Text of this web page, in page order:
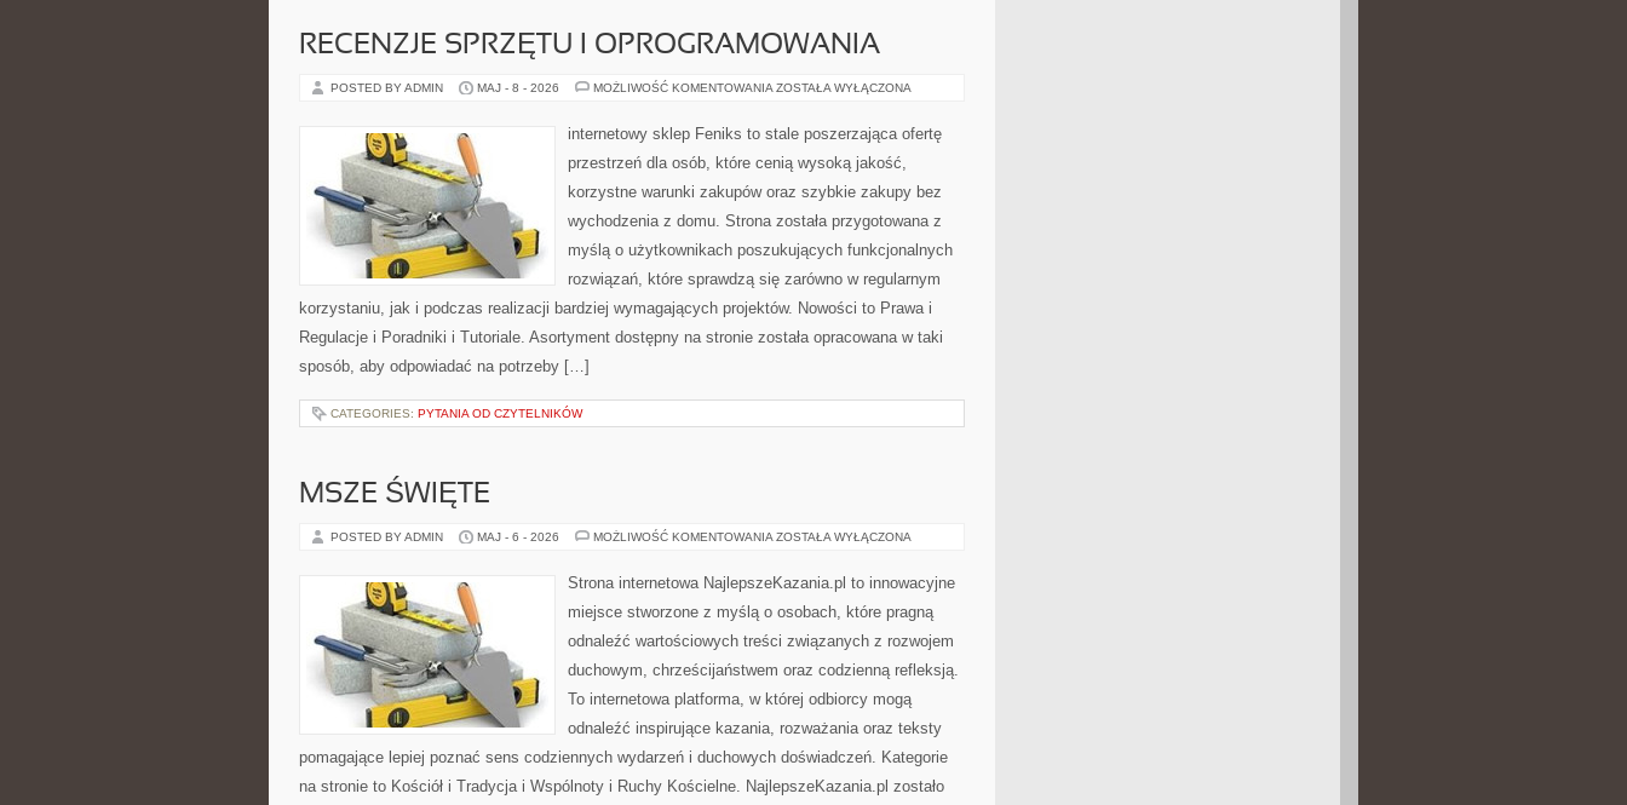
RECENZJE SPRZĘTU I OPROGRAMOWANIA
POSTED BY ADMIN MAJ - 8 - 2026 MOŻLIWOŚĆ KOMENTOWANIA RECENZJE
OPROGRAMOWANIA
ZOSTAŁA WYŁĄCZONA
internetowy sklep Feniks to stale poszerzająca ofertę
przestrzeń dla osób, które cenią wysoką jakość,
korzystne warunki zakupów oraz szybkie zakupy bez
wychodzenia z domu. Strona została przygotowana z
myślą o użytkownikach poszukujących funkcjonalnych
rozwiązań, które sprawdzą się zarówno w regularnym
korzystaniu, jak i podczas realizacji bardziej wymagających projektów. Nowości to Prawa i
Regulacje i Poradniki i Tutoriale. Asortyment dostępny na stronie została opracowana w taki
sposób, aby odpowiadać na potrzeby […]
CATEGORIES: PYTANIA OD CZYTELNIKÓW
MSZE ŚWIĘTE
POSTED BY ADMIN MAJ - 6 - 2026 MOŻLIWOŚĆ KOMENTOWANIA MSZE
ZOSTAŁA WYŁĄCZONA
Strona internetowa NajlepszeKazania.pl to innowacyjne
miejsce stworzone z myślą o osobach, które pragną
odnaleźć wartościowych treści związanych z rozwojem
duchowym, chrześcijaństwem oraz codzienną refleksją.
To internetowa platforma, w której odbiorcy mogą
odnaleźć inspirujące kazania, rozważania oraz teksty
pomagające lepiej poznać sens codziennych wydarzeń i duchowych doświadczeń. Kategorie
na stronie to Kościół i Tradycja i Wspólnoty i Ruchy Kościelne. NajlepszeKazania.pl zostało